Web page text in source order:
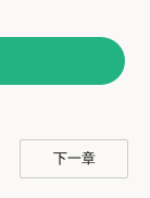
下一章